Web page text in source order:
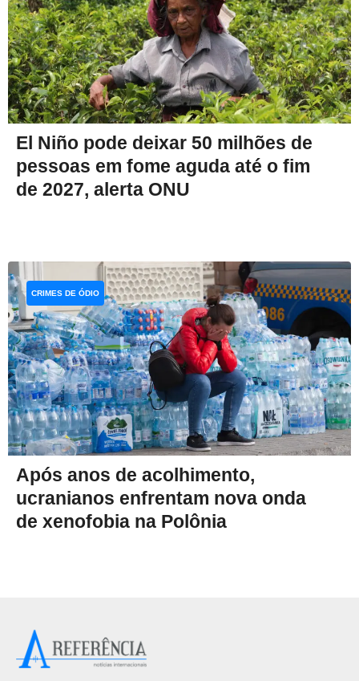
El Niño pode deixar 50 milhões de
pessoas em fome aguda até o fim
de 2027, alerta ONU
Após anos de acolhimento,
ucranianos enfrentam nova onda
de xenofobia na Polônia
CRIMES DE ÓDIO